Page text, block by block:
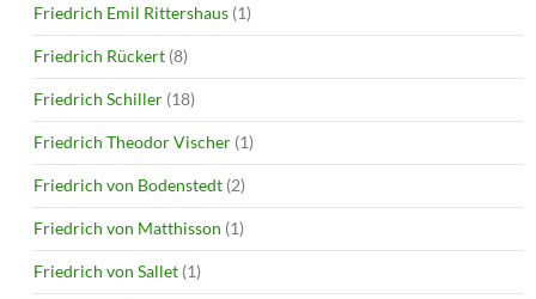
Friedrich Emil Rittershaus (1)
Friedrich Rückert (8)
Friedrich Schiller (18)
Friedrich Theodor Vischer (1)
Friedrich von Bodenstedt (2)
Friedrich von Matthisson (1)
Friedrich von Sallet (1)